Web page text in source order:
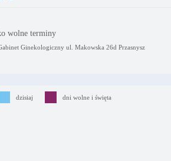
wolne terminy
Ginekologiczny ul. Makowska 26d Przasnysz
dzisiaj dni wolne i święta